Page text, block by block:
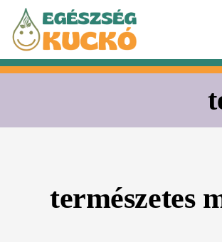
Kilépés
tartalomba
természetes